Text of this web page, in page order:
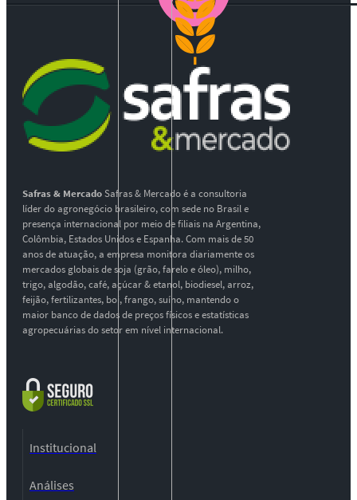
Safras & MercadoSafras & Mercado é a consultoria
líder do agronegócio brasileiro, com sede no Brasil e
presença internacional por meio de filiais na Argentina,
Colômbia, Estados Unidos e Espanha. Com mais de 50
anos de atuação, a empresa monitora diariamente os
mercados globais de soja (grão, farelo e óleo), milho,
trigo, algodão, café, açúcar & etanol, biodiesel, arroz,
feijão, fertilizantes, boi, frango, suíno, mantendo o
maior banco de dados de preços físicos e estatísticas
agropecuárias do setor em nível internacional.
Institucional
Análises